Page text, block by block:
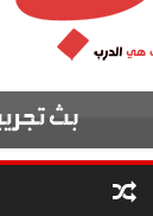
حزب التحالف
في الصحة”
ودعم المرضى
الوزاري لمدينة
إنشاء المبنى الإداري
المجلس القومي
متابعة قضية
قرينة البراءة